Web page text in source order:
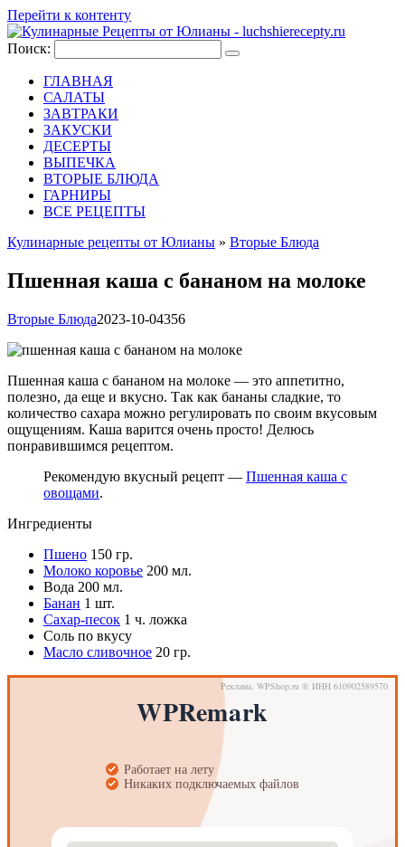
Перейти к контенту
Поиск:
ГЛАВНАЯ
САЛАТЫ
ЗАВТРАКИ
ЗАКУСКИ
ДЕСЕРТЫ
ВЫПЕЧКА
ВТОРЫЕ БЛЮДА
ГАРНИРЫ
ВСЕ РЕЦЕПТЫ
Кулинарные рецепты от Юлианы » Вторые Блюда
Пшенная каша с бананом на молоке
Вторые Блюда2023-10-04356
Пшенная каша с бананом на молоке — это аппетитно,
полезно, да еще и вкусно. Так как бананы сладкие, то
количество сахара можно регулировать по своим вкусовым
ощущениям. Каша варится очень просто! Делюсь
понравившимся рецептом.
Рекомендую вкусный рецепт — Пшенная каша с
овощами.
Ингредиенты
Пшено 150 гр.
Молоко коровье 200 мл.
Вода 200 мл.
Банан 1 шт.
Сахар-песок 1 ч. ложка
Соль по вкусу
Масло сливочное 20 гр.